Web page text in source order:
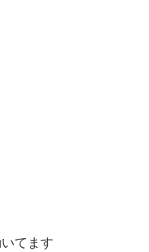
てます